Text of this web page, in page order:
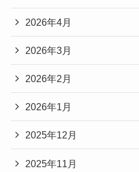
2026年4月
2026年3月
2026年2月
2026年1月
2025年12月
2025年11月